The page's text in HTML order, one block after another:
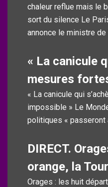
chaleur reflue mais le
sort du silence Le
annonce le ministre
« La canicule
mesures
« La canicule qui
impossible » Le
politiques « passeront
DIRECT.
orange, la
Orages : les huit